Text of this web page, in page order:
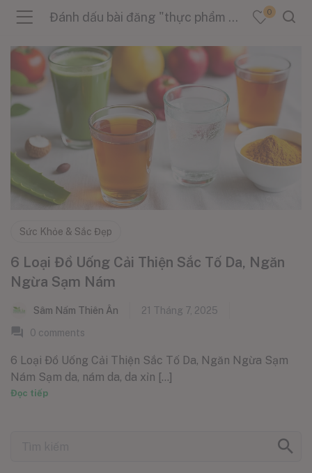
(Sản Phẩm )
(Danh Mục )
Đánh dấu bài đăng "thực phẩm cải thiện da" 0
Sức Khỏe & Sắc Đẹp
6 Loại Đồ Uống Cải Thiện Sắc Tố Da, Ngăn
Ngừa Sạm Nám
Sâm Nấm Thiên Ân
21 Tháng 7, 2025
0 comments
6 Loại Đồ Uống Cải Thiện Sắc Tố Da, Ngăn Ngừa Sạm
Nám Sạm da, nám da, da xỉn [...]
Đọc tiếp